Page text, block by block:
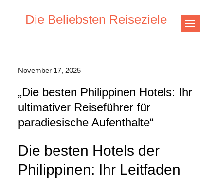
Die Beliebsten Reiseziele
November 17, 2025
„Die besten Philippinen Hotels: Ihr
ultimativer Reiseführer für
paradiesische Aufenthalte“
Die besten Hotels der
Philippinen: Ihr Leitfaden